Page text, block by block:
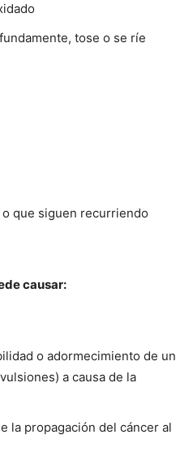
tose o se ríe
que siguen recurriendo
causar:
o adormecimiento de un
a causa de la
la propagación del cáncer al